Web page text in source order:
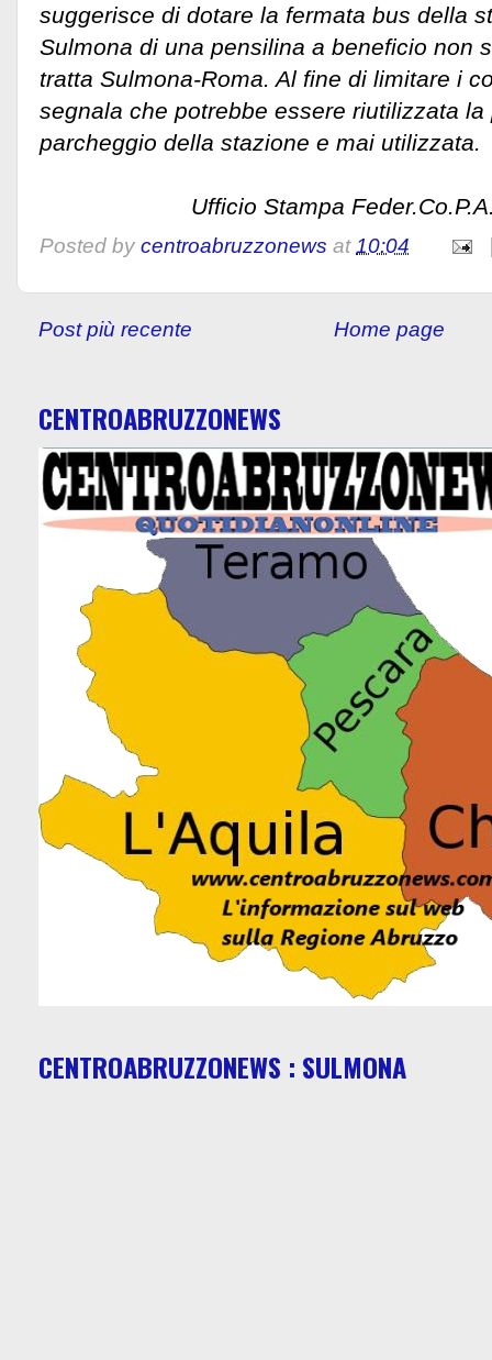
suggerisce di dotare la fermata bus della
Sulmona di una pensilina a beneficio non
tratta Sulmona-Roma. Al fine di limitare i
segnala che potrebbe essere riutilizzata
parcheggio della stazione e mai
Ufficio Stampa
Posted by centroabruzzonews at10:04
Post più recente Home page
CENTROABRUZZONEWS
CENTROABRUZZONEWS : SULMONA